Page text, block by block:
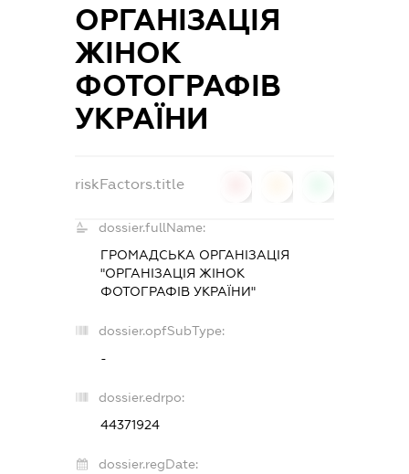
ОРГАНІЗАЦІЯ
ЖІНОК
ФОТОГРАФІВ
УКРАЇНИ
riskFactors.title
dossier.fullName:
ГРОМАДСЬКА ОРГАНІЗАЦІЯ
"ОРГАНІЗАЦІЯ ЖІНОК
ФОТОГРАФІВ УКРАЇНИ"
dossier.opfSubType:
-
dossier.edrpo:
44371924
dossier.regDate: